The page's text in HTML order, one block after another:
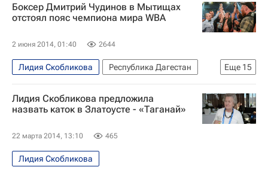
Александр Легков
Аделина Сотникова
Международная федерация гимнастики (FIG)
Боксер Дмитрий Чудинов в Мытищах
отстоял пояс чемпиона мира WBA
2 июня 2014, 01:40 2644
Еще 15
Лидия Скобликова
Республика Дагестан
Спорт
Новости Подмосковья
Мытищи
Московская область (Подмосковье)
Европа
Мытищинский район
Сергей Ковалев
Константин (Костя) Цзю
Лидия Скобликова предложила
назвать каток в Златоусте - «Таганай»
22 марта 2014, 13:10 465
Лидия Скобликова